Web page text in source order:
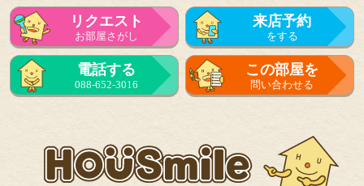
リクエスト
お部屋さがし
来店予約
をする
電話する
088-652-3016
この部屋を
問い合わせる